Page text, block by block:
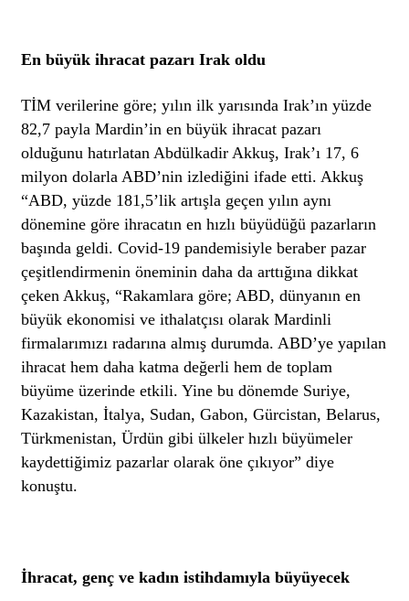
En büyük ihracat pazarı Irak oldu
TİM verilerine göre; yılın ilk yarısında Irak’ın yüzde
82,7 payla Mardin’in en büyük ihracat pazarı
olduğunu hatırlatan Abdülkadir Akkuş, Irak’ı 17, 6
milyon dolarla ABD’nin izlediğini ifade etti. Akkuş
“ABD, yüzde 181,5’lik artışla geçen yılın aynı
dönemine göre ihracatın en hızlı büyüdüğü pazarların
başında geldi. Covid-19 pandemisiyle beraber pazar
çeşitlendirmenin öneminin daha da arttığına dikkat
çeken Akkuş, “Rakamlara göre; ABD, dünyanın en
büyük ekonomisi ve ithalatçısı olarak Mardinli
firmalarımızı radarına almış durumda. ABD’ye yapılan
ihracat hem daha katma değerli hem de toplam
büyüme üzerinde etkili. Yine bu dönemde Suriye,
Kazakistan, İtalya, Sudan, Gabon, Gürcistan, Belarus,
Türkmenistan, Ürdün gibi ülkeler hızlı büyümeler
kaydettiğimiz pazarlar olarak öne çıkıyor” diye
konuştu.
İhracat, genç ve kadın istihdamıyla büyüyecek